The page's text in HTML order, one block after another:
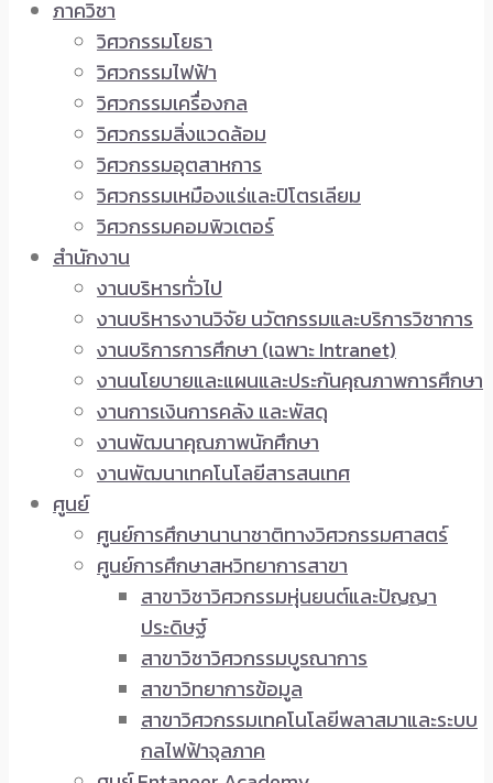
ภาควิชา
วิศวกรรมโยธา
วิศวกรรมไฟฟ้า
วิศวกรรมเครื่องกล
วิศวกรรมสิ่งแวดล้อม
วิศวกรรมอุตสาหการ
วิศวกรรมเหมืองแร่และปิโตรเลียม
วิศวกรรมคอมพิวเตอร์
สำนักงาน
งานบริหารทั่วไป
งานบริหารงานวิจัย นวัตกรรมและบริการวิชาการ
งานบริการการศึกษา (เฉพาะ Intranet)
งานนโยบายและแผนและประกันคุณภาพการศึกษา
งานการเงินการคลัง และพัสดุ
งานพัฒนาคุณภาพนักศึกษา
งานพัฒนาเทคโนโลยีสารสนเทศ
ศูนย์
ศูนย์การศึกษานานาชาติทางวิศวกรรมศาสตร์
ศูนย์การศึกษาสหวิทยาการสาขา
สาขาวิชาวิศวกรรมหุ่นยนต์และปัญญา
ประดิษฐ์
สาขาวิชาวิศวกรรมบูรณาการ
สาขาวิทยาการข้อมูล
สาขาวิศวกรรมเทคโนโลยีพลาสมาและระบบ
กลไฟฟ้าจุลภาค